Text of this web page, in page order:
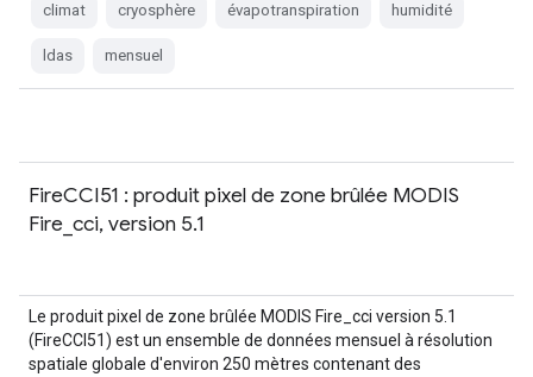
climat cryosphère évapotranspiration humidité
ldas mensuel
FireCCI51 : produit pixel de zone brûlée MODIS
Fire_cci, version 5.1
Le produit pixel de zone brûlée MODIS Fire_cci version 5.1
(FireCCI51) est un ensemble de données mensuel à résolution
spatiale globale d'environ 250 mètres contenant des